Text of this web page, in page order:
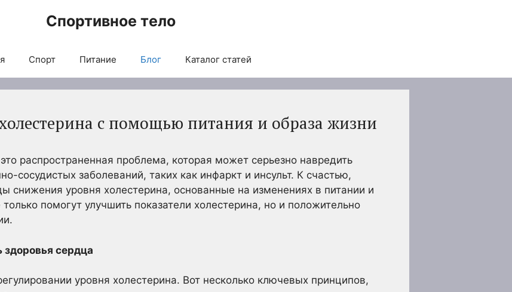
Спортивное тело
Спорт Питание Блог Каталог статей
с помощью питания и образа жизни
распространенная проблема, которая может серьезно навредить
сосудистых заболеваний, таких как инфаркт и инсульт. К счастью,
снижения уровня холестерина, основанные на изменениях в питании и
помогут улучшить показатели холестерина, но и положительно
здоровья сердца
уровня холестерина. Вот несколько ключевых принципов,